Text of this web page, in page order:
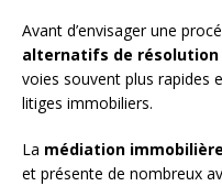
Avant d’envisager une
alternatifs de
voies souvent plus rapides
litiges immobiliers.
La médiation immobilière
et présente de nombreux